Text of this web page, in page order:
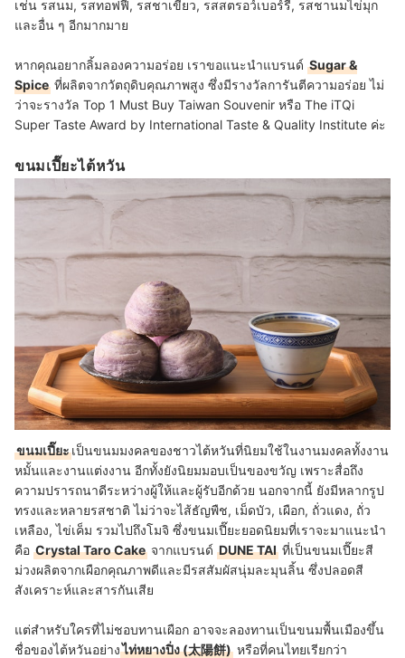
เช่น รสนม, รสทอฟฟี่, รสชาเขียว, รสสตรอว์เบอร์รี, รสชานมไข่มุก
และอื่น ๆ อีกมากมาย
หากคุณอยากลิ้มลองความอร่อย เราขอแนะนำแบรนด์ Sugar &
Spice ที่ผลิตจากวัตถุดิบคุณภาพสูง ซึ่งมีรางวัลการันตีความอร่อย ไม่
ว่าจะรางวัล Top 1 Must Buy Taiwan Souvenir หรือ The iTQi
Super Taste Award by International Taste & Quality Institute ค่ะ
ขนมเปี๊ยะไต้หวัน
ขนมเปี๊ยะเป็นขนมมงคลของชาวไต้หวันที่นิยมใช้ในงานมงคลทั้งงาน
หมั้นและงานแต่งงาน อีกทั้งยังนิยมมอบเป็นของขวัญ เพราะสื่อถึง
ความปรารถนาดีระหว่างผู้ให้และผู้รับอีกด้วย นอกจากนี้ ยังมีหลากรูป
ทรงและหลายรสชาติ ไม่ว่าจะไส้ธัญพืช, เม็ดบัว, เผือก, ถั่วแดง, ถั่ว
เหลือง, ไข่เค็ม รวมไปถึงโมจิ ซึ่งขนมเปี๊ยะยอดนิยมที่เราจะมาแนะนำ
คือ Crystal Taro Cake จากแบรนด์ DUNE TAI ที่เป็นขนมเปี๊ยะสี
ม่วงผลิตจากเผือกคุณภาพดีและมีรสสัมผัสนุ่มละมุนลิ้น ซึ่งปลอดสี
สังเคราะห์และสารกันเสีย
แต่สำหรับใครที่ไม่ชอบทานเผือก อาจจะลองทานเป็นขนมพื้นเมืองขึ้น
ชื่อของไต้หวันอย่างไท่หยางปิ่ง (太陽餅) หรือที่คนไทยเรียกว่า